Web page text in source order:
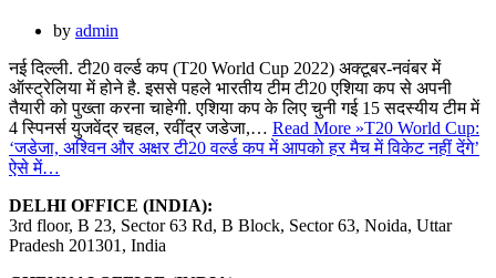
by admin
नई दिल्ली. टी20 वर्ल्ड कप (T20 World Cup 2022) अक्टूबर-नवंबर में
ऑस्ट्रेलिया में होने है. इससे पहले भारतीय टीम टी20 एशिया कप से अपनी
तैयारी को पुख्ता करना चाहेगी. एशिया कप के लिए चुनी गई 15 सदस्यीय टीम में
4 स्पिनर्स युजवेंद्र चहल, रवींद्र जडेजा,… Read More »T20 World Cup:
‘जडेजा, अश्विन और अक्षर टी20 वर्ल्ड कप में आपको हर मैच में विकेट नहीं देंगे’
ऐसे में…
DELHI OFFICE (INDIA):
3rd floor, B 23, Sector 63 Rd, B Block, Sector 63, Noida, Uttar
Pradesh 201301, India